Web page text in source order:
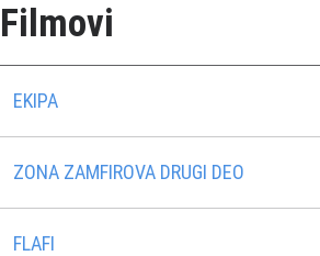
Filmovi
EKIPA
ZONA ZAMFIROVA DRUGI DEO
FLAFI